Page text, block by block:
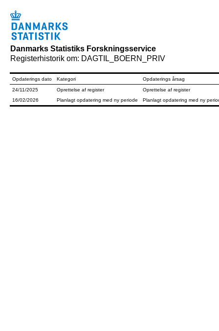
Danmarks Statistiks Forskningsservice
Registerhistorik om: DAGTIL_BOERN_PRIV
Opdaterings dato Kategori
Opdaterings årsag
24/11/2025
Oprettelse af register
Oprettelse af register
16/02/2026
Planlagt opdatering med ny periode Planlagt opdatering med ny